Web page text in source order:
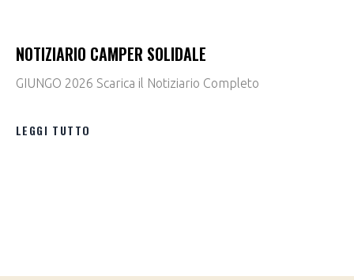
NOTIZIARIO CAMPER SOLIDALE
GIUNGO 2026 Scarica il Notiziario Completo
LEGGI TUTTO